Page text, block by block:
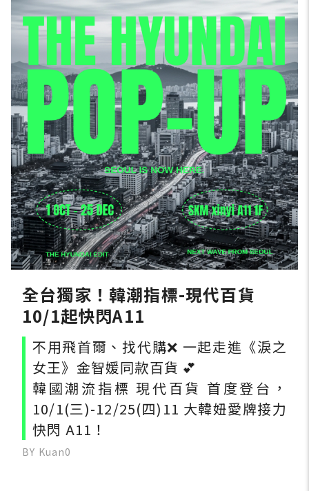
全台獨家！韓潮指標-現代百貨
10/1起快閃A11
不用飛首爾、找代購❌️ 一起走進《淚之
女王》金智媛同款百貨 💕
韓國潮流指標 現代百貨 首度登台，
10/1(三)-12/25(四)11 大韓妞愛牌接力
快閃 A11！
BY Kuan0